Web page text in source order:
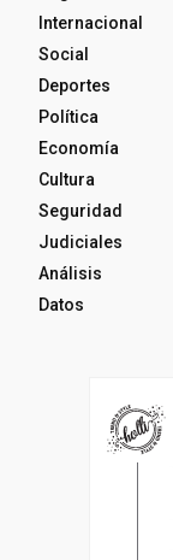
Internacional
Social
Deportes
Política
Economía
Cultura
Seguridad
Judiciales
Análisis
Datos